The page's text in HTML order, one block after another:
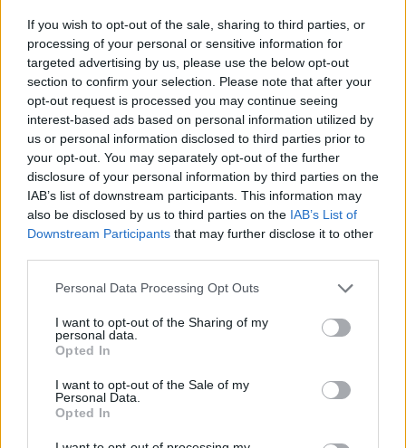
If you wish to opt-out of the sale, sharing to third parties, or
processing of your personal or sensitive information for
targeted advertising by us, please use the below opt-out
section to confirm your selection. Please note that after your
opt-out request is processed you may continue seeing
interest-based ads based on personal information utilized by
us or personal information disclosed to third parties prior to
your opt-out. You may separately opt-out of the further
disclosure of your personal information by third parties on the
IAB’s list of downstream participants. This information may
also be disclosed by us to third parties on the IAB’s List of
Downstream Participants that may further disclose it to other
Please note that this website/app uses one or more Google
not limited to your visit or usage behaviour. You may click to
grant or deny consent to Google and its third-party tags to
use your data for below specified purposes in below Google
consent section.
Personal Data Processing Opt Outs
I want to opt-out of the Sharing of my
personal data.
Opted In
I want to opt-out of the Sale of my
Personal Data.
Opted In
το Καμερούν και τις Φιλιππίνες να
ακολουθούν Λετονία και Βραζιλία
αντίστοιχα. Την πάτησαν...
Η ΔΕΗ στέλνει ένα δυνατό
μήνυμα για την ισότητα και τη
συμπερίληψη
04/JUL/24 14:14
Ο κορυφαίος Έλληνας αθλητής, Νίκος Γκάλης και μία
ομάδα 40 αθλητών και καλλιτεχνών στέλνουν ένα δυνατό
μήνυμα για την...
παράστασή του κόντρα στη
04/JUL/24 13:01
Δομινικανή Δημηκρατία.
νοκ άουτ Ισπανία με Λορένζο